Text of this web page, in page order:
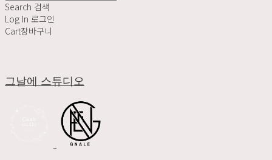
Search 검색
Log In 로그인
Cart장바구니
그날에 스튜디오